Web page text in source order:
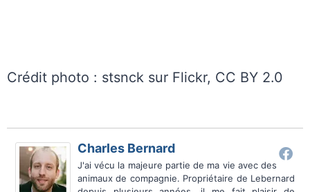
Crédit photo : stsnck sur Flickr, CC BY 2.0
Charles Bernard
J'ai vécu la majeure partie de ma vie avec des
animaux de compagnie. Propriétaire de Lebernard